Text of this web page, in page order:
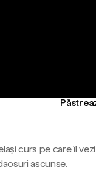
curs pe care îl
ascunse.